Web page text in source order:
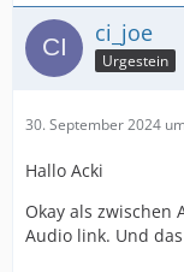
ci_joe
Urgestein
30. September 2024
Hallo Acki
Okay als zwischen
Audio link. Und